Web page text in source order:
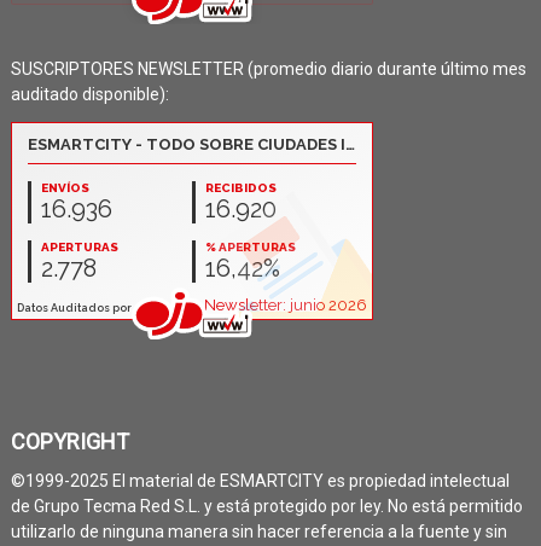
SUSCRIPTORES NEWSLETTER (promedio diario durante último mes
auditado disponible):
COPYRIGHT
©1999-2025 El material de ESMARTCITY es propiedad intelectual
de Grupo Tecma Red S.L. y está protegido por ley. No está permitido
utilizarlo de ninguna manera sin hacer referencia a la fuente y sin